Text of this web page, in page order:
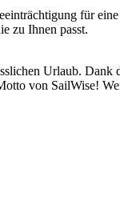
für
zu Ihnen passt.
Urlaub.
von SailWise!